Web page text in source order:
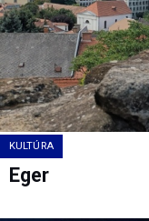
KULTÚRA
Eger